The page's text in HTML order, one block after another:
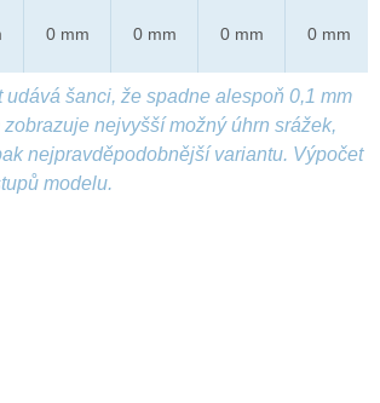
0 mm 0 mm 0 mm 0 mm
šanci, že spadne alespoň 0,1 mm
nejvyšší možný úhrn srážek,
nejpravděpodobnější variantu. Výpočet
modelu.